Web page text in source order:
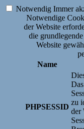
Notwendig Immer
Notwendige
der Website
die
Website
Name
PHPSESSID
zu
der